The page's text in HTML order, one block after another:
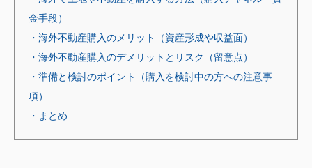
金手段）
・海外不動産購入のメリット（資産形成や収益面）
・海外不動産購入のデメリットとリスク（留意点）
・準備と検討のポイント（購入を検討中の方への注意事
項）
・まとめ